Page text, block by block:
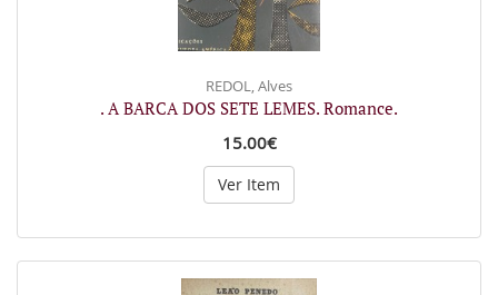
REDOL, Alves
. A BARCA DOS SETE LEMES. Romance.
15.00€
Ver Item